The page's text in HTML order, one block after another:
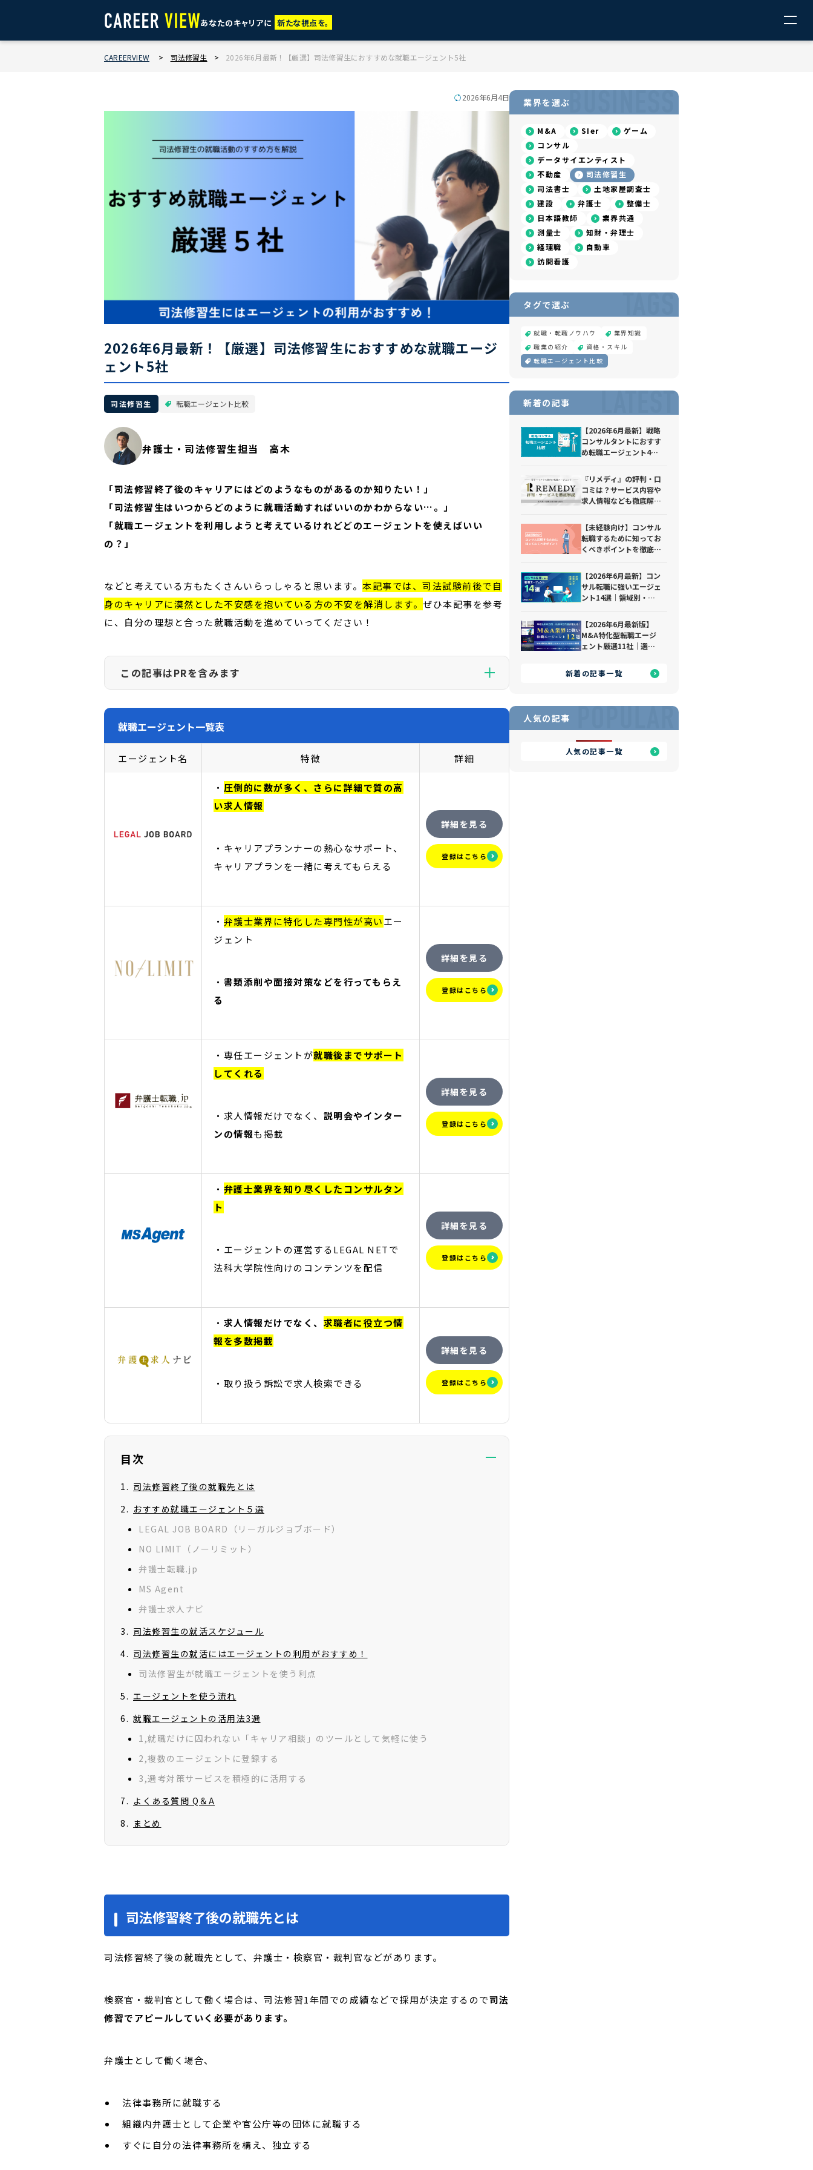
あなたのキャリアに 新たな視点を。
CAREERVIEW > 司法修習生 > 2026年6月最新！【厳選】司法修習生におすすめな就職エージェント5社
2026年6月4日
2026年6月最新！【厳選】司法修習生におすすめな就職エージ
ェント5社
司法修習生 転職エージェント比較
弁護士・司法修習生担当 高木
「司法修習終了後のキャリアにはどのようなものがあるのか知りたい！」
「司法修習生はいつからどのように就職活動すればいいのかわからない…。」
「就職エージェントを利用しようと考えているけれどどのエージェントを使えばいい
の？」
などと考えている方もたくさんいらっしゃると思います。 本記事では、司法試験前後で自
身のキャリアに漠然とした不安感を抱いている方の不安を解消します。 ぜひ本記事を参考
に、自分の理想と合った就職活動を進めていってください！
この記事はPRを含みます
ザーの利益を第一に考えており、サービスの評価に関して影響を及ぼすことはありません。
就職エージェント一覧表
エージェント名 特徴 詳細
・ 圧倒的に数が多く、さらに詳細で質の高
い求人情報
・キャリアプランナーの熱心なサポート、
キャリアプランを一緒に考えてもらえる
詳細を見る
登録はこちら
・ 弁護士業界に特化した専門性が高いエー
ジェント
・ 書類添削や面接対策などを行ってもらえ
る
詳細を見る
登録はこちら
・専任エージェントが就職後までサポート
してくれる
・求人情報だけでなく、 説明会やインター
ンの情報も掲載
詳細を見る
登録はこちら
・ 弁護士業界を知り尽くしたコンサルタン
ト
・エージェントの運営するLEGAL NETで
法科大学院性向けのコンテンツを配信
詳細を見る
登録はこちら
・ 求人情報だけでなく、 求職者に役立つ情
報を多数掲載
・取り扱う訴訟で求人検索できる
詳細を見る
登録はこちら
目次
司法修習終了後の就職先とは
おすすめ就職エージェント５選
LEGAL JOB BOARD（リーガルジョブボード）
NO LIMIT（ノーリミット）
弁護士転職.jp
MS Agent
弁護士求人ナビ
司法修習生の就活スケジュール
司法修習生の就活にはエージェントの利用がおすすめ！
司法修習生が就職エージェントを使う利点
エージェントを使う流れ
就職エージェントの活用法3選
1,就職だけに囚われない「キャリア相談」のツールとして気軽に使う
2,複数のエージェントに登録する
3,選考対策サービスを積極的に活用する
よくある質問 Q＆A
まとめ
司法修習終了後の就職先とは
司法修習終了後の就職先として、弁護士・検察官・裁判官などがあります。
検察官・裁判官として働く場合は、司法修習1年間での成績などで採用が決定するので司法
修習でアピールしていく必要があります。
弁護士として働く場合、
法律事務所に就職する
組織内弁護士として企業や官公庁等の団体に就職する
すぐに自分の法律事務所を構え、独立する
業界を選ぶBUSINESS
M&A SIer
ゲーム
コンサル
データサイエンティスト
不動産
司法修習生
司法書士
土地家屋調査士
建設
弁護士
整備士
日本語教師
業界共通
測量士
知財・弁理士
経理職
自動車
訪問看護
タグで選ぶ TAGS
就職・転職ノウハウ
業界知識
職業の紹介
資格・スキル
転職エージェント比較
新着の記事 LATEST
【2026年6月最新】戦略
コンサルタントにおすす
め転職エージェント4
策、求められるスキルに
ついて解説
『リメディ』の評判・口
コミは？サービス内容や
求人情報なども徹底解
【未経験向け】コンサル
転職するために知ってお
くべきポイントを徹底解
ジェントも紹介
【2026年6月最新】コン
サル転職に強いエージェ
ント14選｜領域別・経
【2026年6月最新版】
M&A特化型転職エージ
ェント厳選11社｜選び
まえて徹底解説！
新着の記事一覧
人気の記事 POPULAR
人気の記事一覧